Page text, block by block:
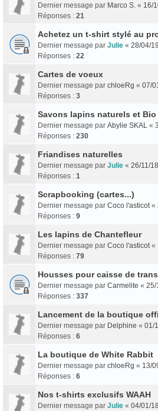
Dernier message par Marco S. « 16/
Réponses : 21
Achetez un t-shirt stylé au
Dernier message par Julie « 28/04/
Réponses : 22
Cartes de voeux
Dernier message par chloeRg « 07/
Réponses : 3
Savons lapins naturels et Bio
Dernier message par Abylie SKAL «
Réponses : 230
Friandises naturelles
Dernier message par Julie « 26/11/
Réponses : 1
Scrapbooking (cartes...)
Dernier message par Coco l'asticot «
Réponses : 9
Les lapins de Chantefleur
Dernier message par Coco l'asticot «
Réponses : 79
Housses pour caisse de
Dernier message par Carmelite « 25/
Réponses : 337
Lancement de la boutique
Dernier message par Delphine « 01/
Réponses : 6
La boutique de White Rabbit
Dernier message par chloeRg « 13/
Réponses : 6
Nos t-shirts exclusifs WAAH
Dernier message par Julie « 04/01/